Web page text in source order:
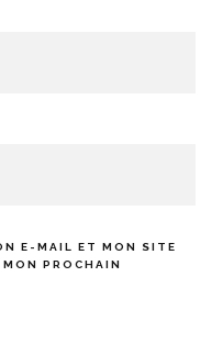
E-MAIL ET MON SITE
PROCHAIN